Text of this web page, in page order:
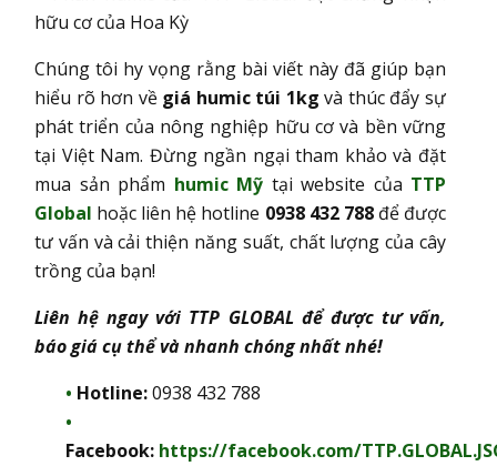
Chúng tôi hy vọng rằng bài viết này đã giúp bạn
hiểu rõ hơn về giá humic túi 1kg và thúc đẩy sự
phát triển của nông nghiệp hữu cơ và bền vững
tại Việt Nam. Đừng ngần ngại tham khảo và đặt
mua sản phẩm humic Mỹ tại website của TTP
Global hoặc liên hệ hotline 0938 432 788để được
tư vấn và cải thiện năng suất, chất lượng của cây
trồng của bạn!
Liên hệ ngay với TTP GLOBAL để được tư vấn,
báo giá cụ thể và nhanh chóng nhất nhé!
Hotline:0938 432 788
Facebook: https://facebook.com/